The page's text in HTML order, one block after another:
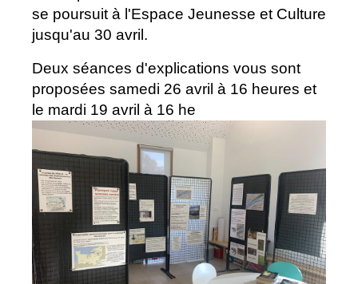
se poursuit à l'Espace Jeunesse et Culture
jusqu'au 30 avril.
Deux séances d'explications vous sont
proposées samedi 26 avril à 16 heures et
le mardi 19 avril à 16 he